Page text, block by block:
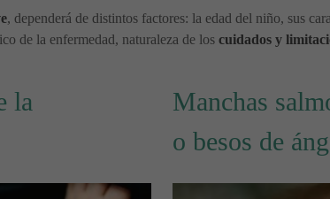
, dependerá de distintos factores: la edad del niño, sus
de la enfermedad, naturaleza de los cuidados y
la
Manchas
o besos de